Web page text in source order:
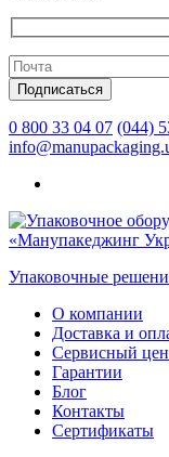
0 800 33 04 07 (044)
Упаковочные
О компании
Доставка и
Сервисный
Гарантии
Блог
Контакты
Сертификаты